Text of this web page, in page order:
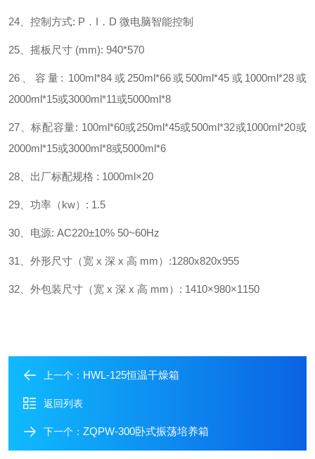
24 控制方式: P ． I ． D 微电脑智能控制
25 摇板尺寸 (mm): 940*570
26 容量 : 100ml*84 或 250ml*66或 500ml*45 或 1000ml*28或
2000ml*15或3000ml*11或5000ml*8
27 、标配容量: 100ml*60或250ml*45或500ml*32或1000ml*20或
2000ml*15或3000ml*8或5000ml*6
28 出厂标配规格 : 1000ml×20
29 功率（kw） : 1.5
30 电源: AC220±10% 50~60Hz
31 外形尺寸（宽 x 深 x 高 mm） :1280x820x955
32 外包装尺寸（宽 x 深 x 高 mm） : 1410×980×1150
上一个： HWL-125恒温干燥箱
返回列表
下一个： ZQPW-300卧式振荡培养箱